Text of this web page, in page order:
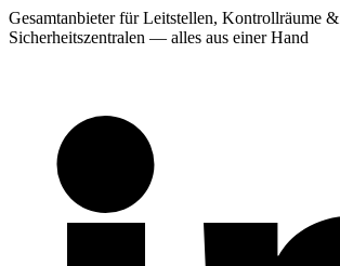
Gesamtanbieter für Leitstellen, Kontrollräume &
Sicherheitszentralen — alles aus einer Hand